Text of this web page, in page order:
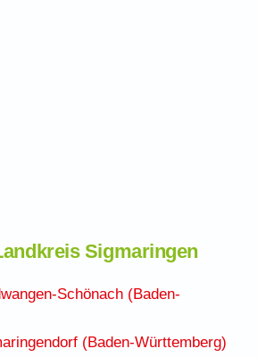
Sigmaringen
Schönach (Baden-
(Baden-Württemberg)